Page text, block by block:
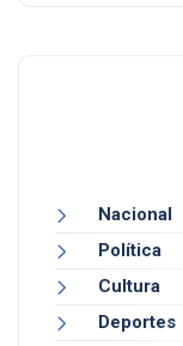
Nacional
Política
Cultura
Deportes